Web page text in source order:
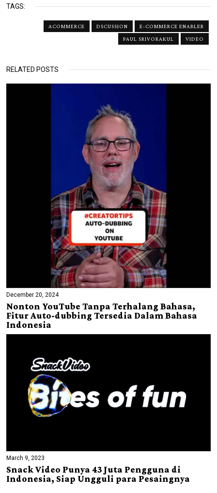
TAGS:
ACOMMERCE DSCUSSION
E-COMMERCE ENABLER
PAUL SRIVORAKUL
VIDEO
RELATED POSTS
December 20, 2024
Nonton YouTube Tanpa Terhalang Bahasa,
Fitur Auto-dubbing Tersedia Dalam Bahasa
Indonesia
March 9, 2023
Snack Video Punya 43 Juta Pengguna di
Indonesia, Siap Ungguli para Pesaingnya